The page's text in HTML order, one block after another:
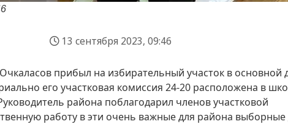
13 сентября 2023, 09:46
прибыл на избирательный участок в основной
его участковая комиссия 24-20 расположена в
района поблагодарил членов участковой
работу в эти очень важные для района